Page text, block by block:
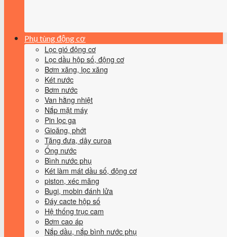
Phụ tùng động cơ
Lọc gió động cơ
Lọc dầu hộp số, động cơ
Bơm xăng, lọc xăng
Két nước
Bơm nước
Van hằng nhiệt
Nắp mặt máy
Pin lọc ga
Gioăng, phớt
Tăng đưa, dây curoa
Ống nước
Bình nước phụ
Két làm mát dầu số, động cơ
piston, xéc măng
Bugi, mobin đánh lửa
Đáy cacte hộp số
Hệ thống trục cam
Bơm cao áp
Nắp dầu, nắp bình nước phụ